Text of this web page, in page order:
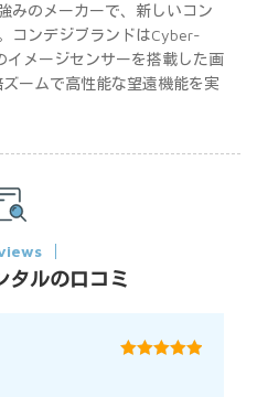
みのメーカーで、新しいコン
コンデジブランドはCyber-
イメージセンサーを搭載した画
ームで高性能な望遠機能を実
タルの口コミ